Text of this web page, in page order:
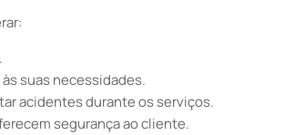
suas necessidades.
acidentes durante os serviços.
segurança ao cliente.